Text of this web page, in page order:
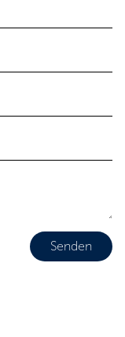
Senden